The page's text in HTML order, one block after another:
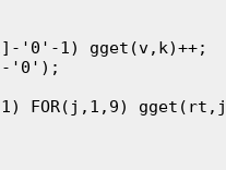
'0'-1) gget(v,k)++;
'0');
FOR(j,1,9)